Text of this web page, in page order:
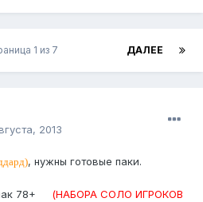
ДАЛЕЕ
1 из 7
2013
, нужны готовые паки.
78+ (НАБОРА СОЛО ИГРОКОВ